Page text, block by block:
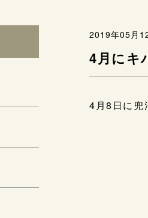
2019年05月
4月にキ
4月8日に兜